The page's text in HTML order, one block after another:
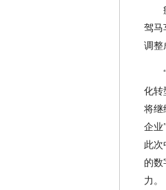
驾马
调整
化转
将继
企业
此次
的数
力。